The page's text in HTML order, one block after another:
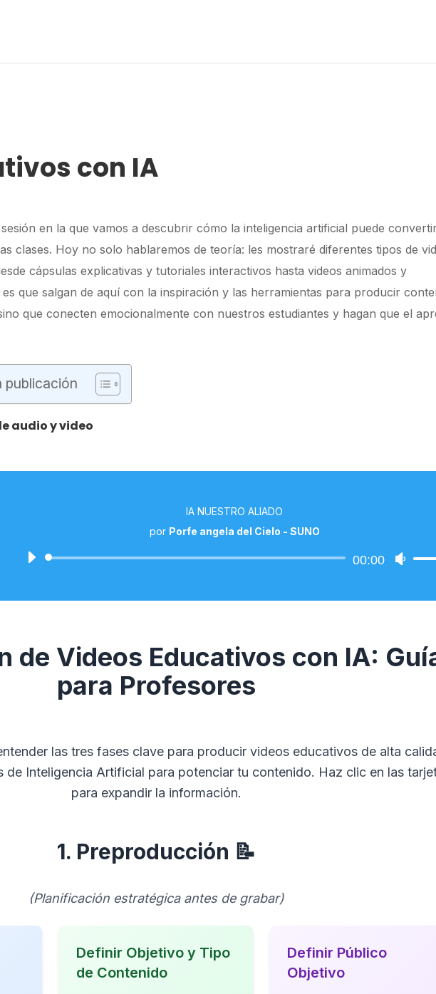
con IA
en la que vamos a descubrir cómo la inteligencia artificial puede
clases. Hoy no solo hablaremos de teoría: les mostraré diferentes tipos de
cápsulas explicativas y tutoriales interactivos hasta videos animados y
que salgan de aquí con la inspiración y las herramientas para producir
que conecten emocionalmente con nuestros estudiantes y hagan que el
publicación
audio y video
IA NUESTRO ALIADO
por Porfe angela del Cielo - SUNO
Reproductor
00:00
Utiliza
de
para
de Videos Educativos con IA:
para Profesores
las tres fases clave para producir videos educativos de alta
de Inteligencia Artificial para potenciar tu contenido. Haz clic en las
para expandir la información.
1. Preproducción 📝
(Planificación estratégica antes de grabar)
Definir Objetivo y Tipo
de Contenido
Definir Público
Objetivo